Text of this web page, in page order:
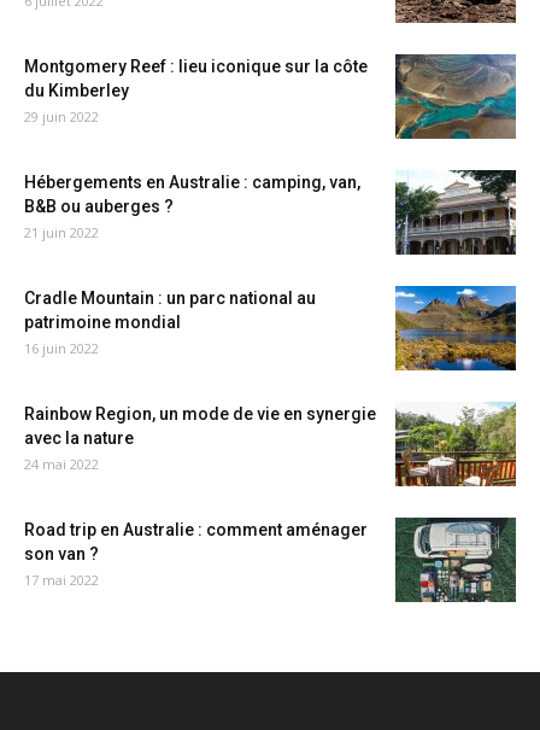
Montgomery Reef : lieu iconique sur la côte
du Kimberley
29 juin 2022
Hébergements en Australie : camping, van,
B&B ou auberges ?
21 juin 2022
Cradle Mountain : un parc national au
patrimoine mondial
16 juin 2022
Rainbow Region, un mode de vie en synergie
avec la nature
24 mai 2022
Road trip en Australie : comment aménager
son van ?
17 mai 2022